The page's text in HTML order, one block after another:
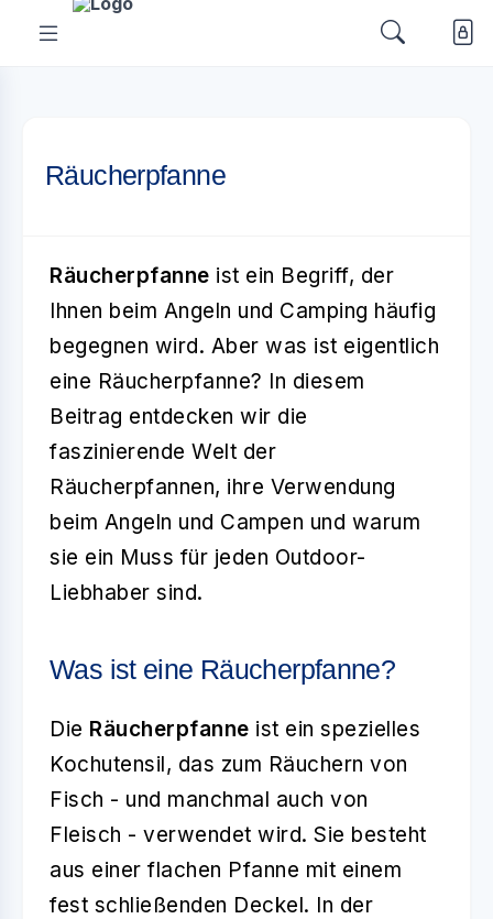
Räucherpfanne
Räucherpfanne ist ein Begriff, der
Ihnen beim Angeln und Camping häufig
begegnen wird. Aber was ist eigentlich
eine Räucherpfanne? In diesem
Beitrag entdecken wir die
faszinierende Welt der
Räucherpfannen, ihre Verwendung
beim Angeln und Campen und warum
sie ein Muss für jeden Outdoor-
Liebhaber sind.
Was ist eine Räucherpfanne?
Die Räucherpfanne ist ein spezielles
Kochutensil, das zum Räuchern von
Fisch - und manchmal auch von
Fleisch - verwendet wird. Sie besteht
aus einer flachen Pfanne mit einem
fest schließenden Deckel. In der